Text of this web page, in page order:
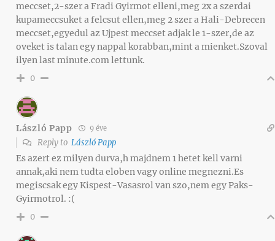
meccset,2-szer a Fradi Gyirmot elleni,meg 2x a szerdai
kupameccsuket a felcsut ellen,meg 2 szer a Hali-Debrecen
meccset,egyedul az Ujpest meccset adjak le 1-szer,de az
oveket is talan egy nappal korabban,mint a mienket.Szoval
ilyen last minute.com lettunk.
0
László Papp 9 éve
Reply to László Papp
Es azert ez milyen durva,h majdnem 1 hetet kell varni
annak,aki nem tudta eloben vagy online megnezni.Es
megiscsak egy Kispest-Vasasrol van szo,nem egy Paks-
Gyirmotrol. :(
0